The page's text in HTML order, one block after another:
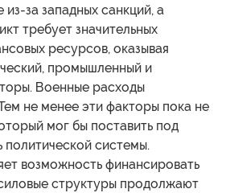
из-за западных санкций, а
требует значительных
ресурсов, оказывая
промышленный и
Военные расходы
не менее эти факторы пока не
мог бы поставить под
политической системы.
возможность финансировать
структуры продолжают